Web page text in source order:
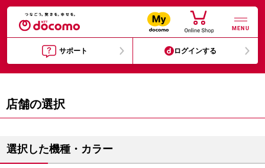
MENU
サポート ログインする
店舗の選択
選択した機種・カラー